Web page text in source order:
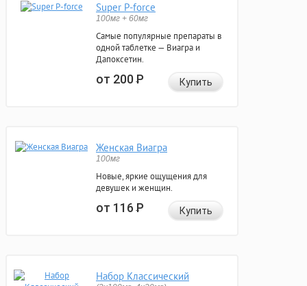
Super P-force
100мг + 60мг
Самые популярные препараты в
одной таблетке — Виагра и
Дапоксетин.
от 200Р Купить
Женская Виагра
100мг
Новые, яркие ощущения для
девушек и женщин.
от 116Р Купить
Набор Классический